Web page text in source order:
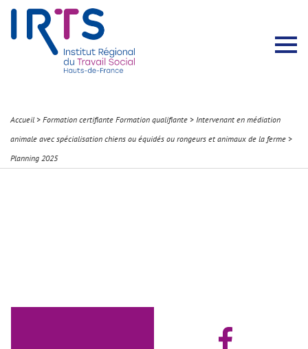
Accueil > Formation certifiante Formation qualifiante > Intervenant en médiation
animale avec spécialisation chiens ou équidés ou rongeurs et animaux de la ferme >
Planning 2025